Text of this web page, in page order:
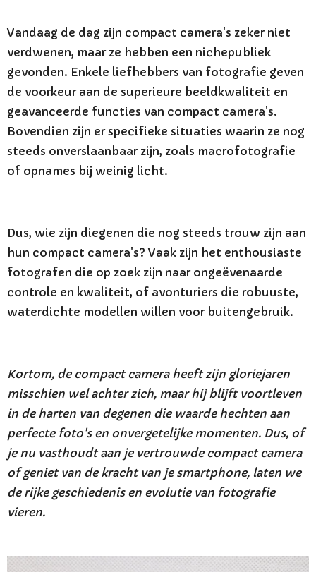
Vandaag de dag zijn compact camera's zeker niet
verdwenen, maar ze hebben een nichepubliek
gevonden. Enkele liefhebbers van fotografie geven
de voorkeur aan de superieure beeldkwaliteit en
geavanceerde functies van compact camera's.
Bovendien zijn er specifieke situaties waarin ze nog
steeds onverslaanbaar zijn, zoals macrofotografie
of opnames bij weinig licht.
Dus, wie zijn diegenen die nog steeds trouw zijn aan
hun compact camera's? Vaak zijn het enthousiaste
fotografen die op zoek zijn naar ongeëvenaarde
controle en kwaliteit, of avonturiers die robuuste,
waterdichte modellen willen voor buitengebruik.
Kortom, de compact camera heeft zijn gloriejaren
misschien wel achter zich, maar hij blijft voortleven
in de harten van degenen die waarde hechten aan
perfecte foto's en onvergetelijke momenten. Dus, of
je nu vasthoudt aan je vertrouwde compact camera
of geniet van de kracht van je smartphone, laten we
de rijke geschiedenis en evolutie van fotografie
vieren.